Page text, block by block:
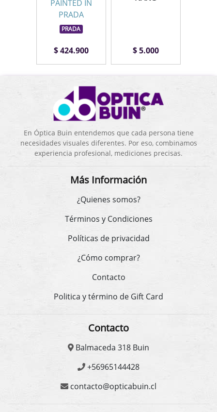
PAINTED IN
PRADA
PRADA
$ 424.900 $ 5.000
En Óptica Buin entendemos que cada persona tiene
necesidades visuales diferentes. Por eso, combinamos
experiencia profesional, mediciones precisas.
Más Información
¿Quienes somos?
Términos y Condiciones
Políticas de privacidad
¿Cómo comprar?
Contacto
Politica y término de Gift Card
Contacto
Balmaceda 318 Buin
+56965144428
contacto@opticabuin.cl